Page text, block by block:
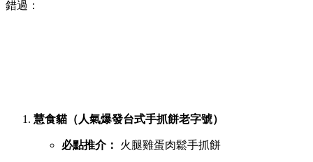
錯過：
慧食貓（人氣爆發台式手抓餅老字號）
必點推介： 火腿雞蛋肉鬆手抓餅